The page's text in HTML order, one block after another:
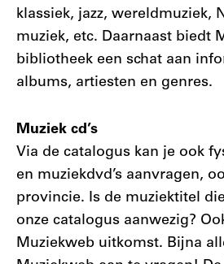
klassiek, jazz, wereldmuziek,
muziek, etc. Daarnaast biedt
bibliotheek een schat aan
albums, artiesten en genres.
Muziek cd’s
Via de catalogus kan je ook
en muziekdvd’s aanvragen,
provincie. Is de muziektitel
onze catalogus aanwezig?
Muziekweb uitkomst. Bijna